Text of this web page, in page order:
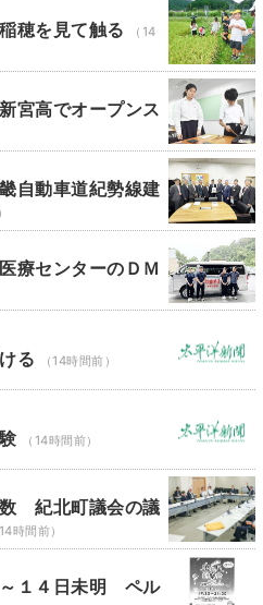
穂を見て触る
（14
高でオープンス
自動車道紀勢線建
療センターのＤＭ
る （14時間前）
（14時間前）
数 紀北町議会の議
14時間前）
１４日未明 ペル